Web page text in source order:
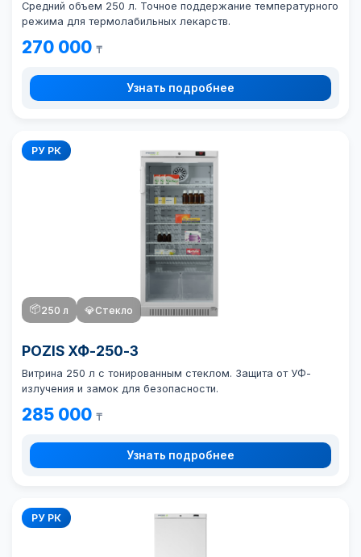
Средний объем 250 л. Точное поддержание температурного
режима для термолабильных лекарств.
270 000 ₸
Узнать подробнее
РУ РК
📦250 л 💎Стекло
POZIS ХФ-250-3
Витрина 250 л с тонированным стеклом. Защита от УФ-
излучения и замок для безопасности.
285 000 ₸
Узнать подробнее
РУ РК